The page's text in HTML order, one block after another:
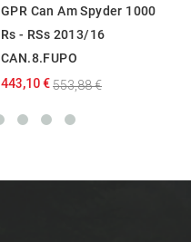
GPR Can Am Spyder 1000
Rs - RSs 2013/16
CAN.8.FUPO
443,10 €553,88 €